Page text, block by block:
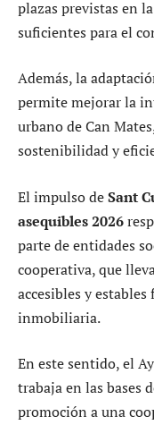
plazas previstas en
suficientes para el
Además, la
permite mejorar la
urbano de Can
sostenibilidad y
El impulso deSant
asequibles 2026
parte de entidades
cooperativa, que
accesibles y
inmobiliaria.
En este sentido, el
trabaja en las bases
promoción a una